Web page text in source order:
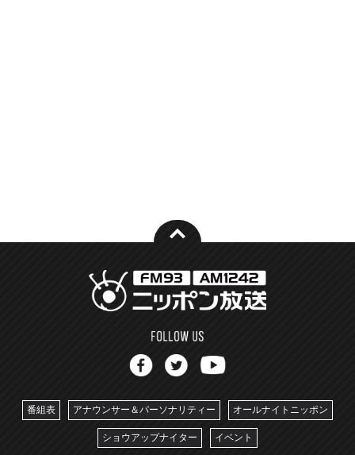
番組表 アナウンサー＆パーソナリティー オールナイトニッポン
ショウアップナイター イベント